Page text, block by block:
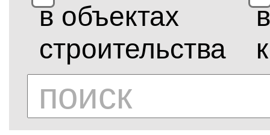
в объектах
строительства
в